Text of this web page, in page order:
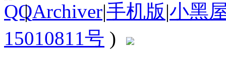
| Archiver|手机版|小黑
15010811号 )